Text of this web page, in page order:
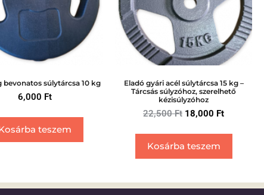
bevonatos súlytárcsa 10 kg
6,000 Ft
teszem
Eladó gyári acél súlytárcsa 15 kg –
Tárcsás súlyzóhoz, szerelhető
kézisúlyzóhoz
22,500Ft 18,000 Ft
Kosárba teszem